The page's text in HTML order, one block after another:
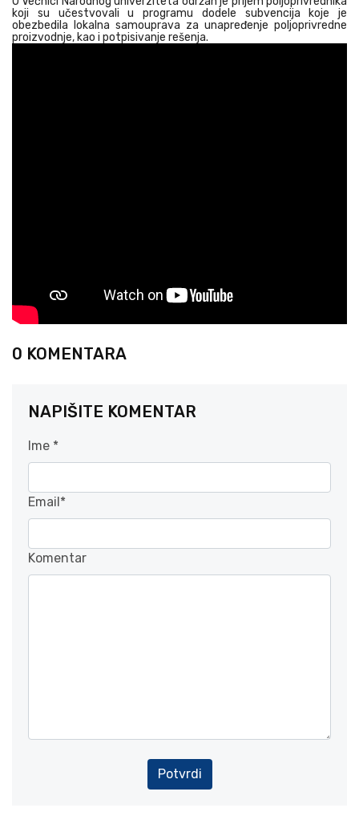
koji su učestvovali u programu dodele subvencija koje je
obezbedila lokalna samouprava za unapređenje poljoprivredne
proizvodnje, kao i potpisivanje rešenja.
0 KOMENTARA
NAPIŠITE KOMENTAR
Ime *
Email*
Komentar
Potvrdi